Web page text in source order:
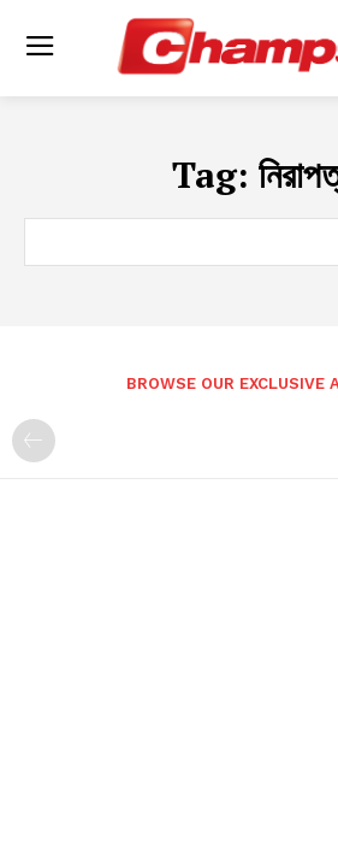
Tag:
BROWSE OUR EXCLUSIVE